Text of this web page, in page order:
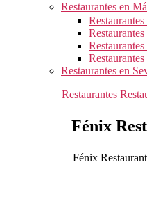
Restaurantes en
Restaurantes en
Restaurantes
Fénix
Fénix